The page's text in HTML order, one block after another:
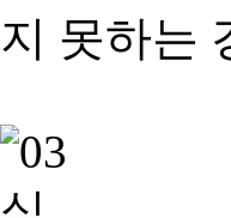
지 못하는